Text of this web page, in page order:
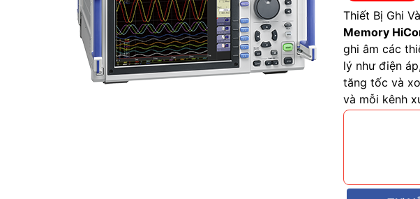
Thiết Bị Ghi
Memory
ghi âm các
lý như điện
tăng tốc và
và mỗi kênh